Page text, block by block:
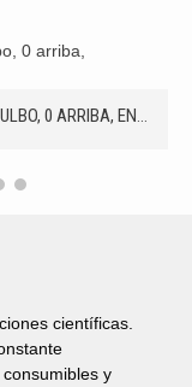
científicas.
y